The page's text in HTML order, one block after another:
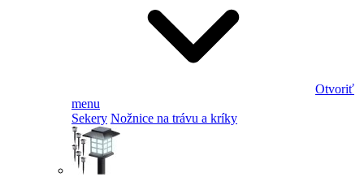
Otvoriť
menu
Sekery Nožnice na trávu a kríky